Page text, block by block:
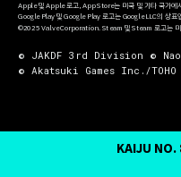
Apple 및 Apple 로고, App Store는 미국 및 기타 국가에
Google Play 및 Google Play 로고는 Google LLC의 상표
©2025 Valve Corporation. Steam 및 Steam 로고는 미
© JAKDF 3rd Division ©
© Akatsuki Games Inc./
KAIJU